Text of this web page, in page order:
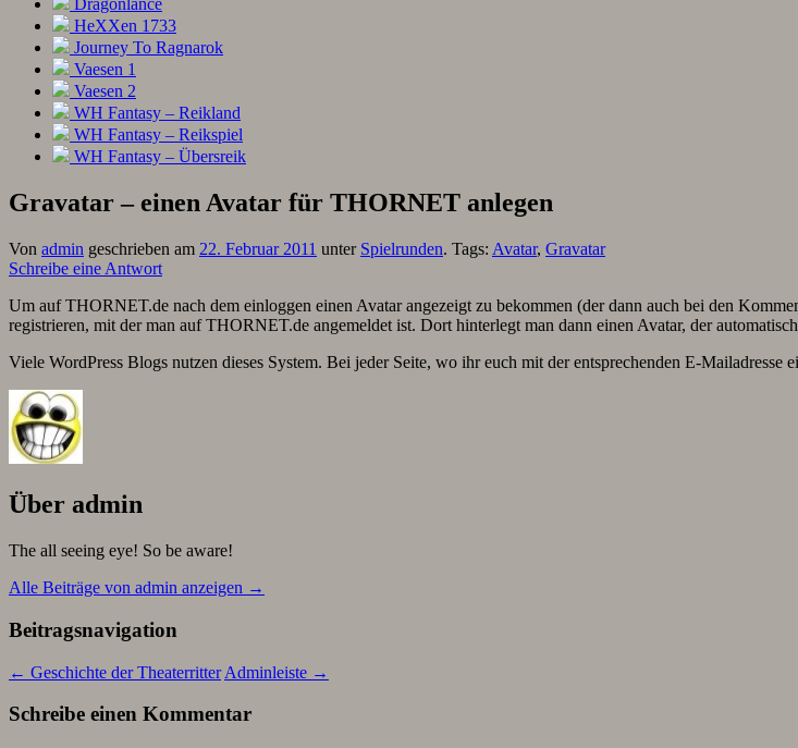
Dragonlance
HeXXen 1733
Journey To Ragnarok
Vaesen 1
Vaesen 2
WH Fantasy – Reikland
WH Fantasy – Reikspiel
WH Fantasy – Übersreik
Gravatar – einen Avatar für THORNET anlegen
Von admin geschrieben am 22. Februar 2011 unter Spielrunden. Tags: Avatar, Gravatar
Schreibe eine Antwort
Um auf THORNET.de nach dem einloggen einen Avatar angezeigt zu bekommen (der dann auch bei den
registrieren, mit der man auf THORNET.de angemeldet ist. Dort hinterlegt man dann einen Avatar, der
Viele WordPress Blogs nutzen dieses System. Bei jeder Seite, wo ihr euch mit der entsprechenden E-
Über admin
The all seeing eye! So be aware!
Alle Beiträge von admin anzeigen →
Beitragsnavigation
← Geschichte der Theaterritter Adminleiste →
Schreibe einen Kommentar